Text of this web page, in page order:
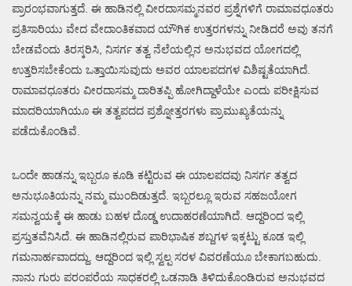
ಪ್ರಾರಂಭವಾಗುತ್ತದೆ. ಈ ಹಾಡಿನಲ್ಲಿ ವೀರದಾಸಮ್ಮನವರ ಪ್ರಶ್ನೆಗಳಿಗೆ ರಾಮಾವಧೂತರು
ಪ್ರತಿಸಾರಿಯು ವೇದ ವೇದಾಂತಿಕವಾದ ಯೌಗಿಕ ಉತ್ತರಗಳನ್ನು ನೀಡಿದರೆ ಅವು ತನಗೆ
ಬೇಡವೆಂದು ತಿರಸ್ಕರಿಸಿ, ನಿಸರ್ಗ ತತ್ವ ನೆಲೆಯಲ್ಲಿನ ಅನುಭವದ ಯೋಗದಲ್ಲಿ
ಉತ್ತರಿಸಬೇಕೆಂದು ಒತ್ತಾಯಿಸುವುದು ಅವರ ಯಾಲಪದಗಳ ವಿಶಿಷ್ಟತೆಯಾಗಿದೆ.
ರಾಮಾವಧೂತರು ವೀರದಾಸಮ್ಮ ದಾರಿತಪ್ಪಿ ಹೋಗಿದ್ದಾಳೆಯೇ ಎಂದು ಪರೀಕ್ಷಿಸುವ
ಮಾದರಿಯಾಗಿಯೂ ಈ ತತ್ವಪದದ ಪ್ರಶ್ನೋತ್ತರಗಳು ಪ್ರಾಮುಖ್ಯತೆಯನ್ನು
ಪಡೆದುಕೊಂಡಿವೆ.
ಒಂದೇ ಹಾಡನ್ನು ಇಬ್ಬರೂ ಕೂಡಿ ಕಟ್ಟಿರುವ ಈ ಯಾಲಪದವು ನಿಸರ್ಗ ತತ್ವದ
ಅನುಭೂತಿಯನ್ನು ನಮ್ಮ ಮುಂದಿಡುತ್ತದೆ. ಇಬ್ಬರಲ್ಲೂ ಇರುವ ಸಹಜಯೋಗ
ಸಮನ್ವಯಕ್ಕೆ ಈ ಹಾಡು ಬಹಳ ದೊಡ್ಡ ಉದಾಹರಣೆಯಾಗಿದೆ. ಆದ್ದರಿಂದ ಇಲ್ಲಿ
ಪ್ರಸ್ತುತವೆನಿಸಿದೆ. ಈ ಹಾಡಿನಲ್ಲಿರುವ ಪಾರಿಭಾಷಿಕ ಶಬ್ದಗಳ ಇಕ್ಕಟ್ಟು ಕೂಡ ಇಲ್ಲಿ
ಗಮನಾರ್ಹವಾದದ್ದು. ಆದ್ದರಿಂದ ಇಲ್ಲಿ ಸ್ವಲ್ಪ ಸರಳ ವಿವರಣೆಯೂ ಬೇಕಾಗಬಹುದು.
ನಾನು ಗುರು ಪರಂಪರೆಯ ಸಾಧಕರಲ್ಲಿ ಒಡನಾಡಿ ತಿಳಿದುಕೊಂಡಿರುವ ಅನುಭವದ